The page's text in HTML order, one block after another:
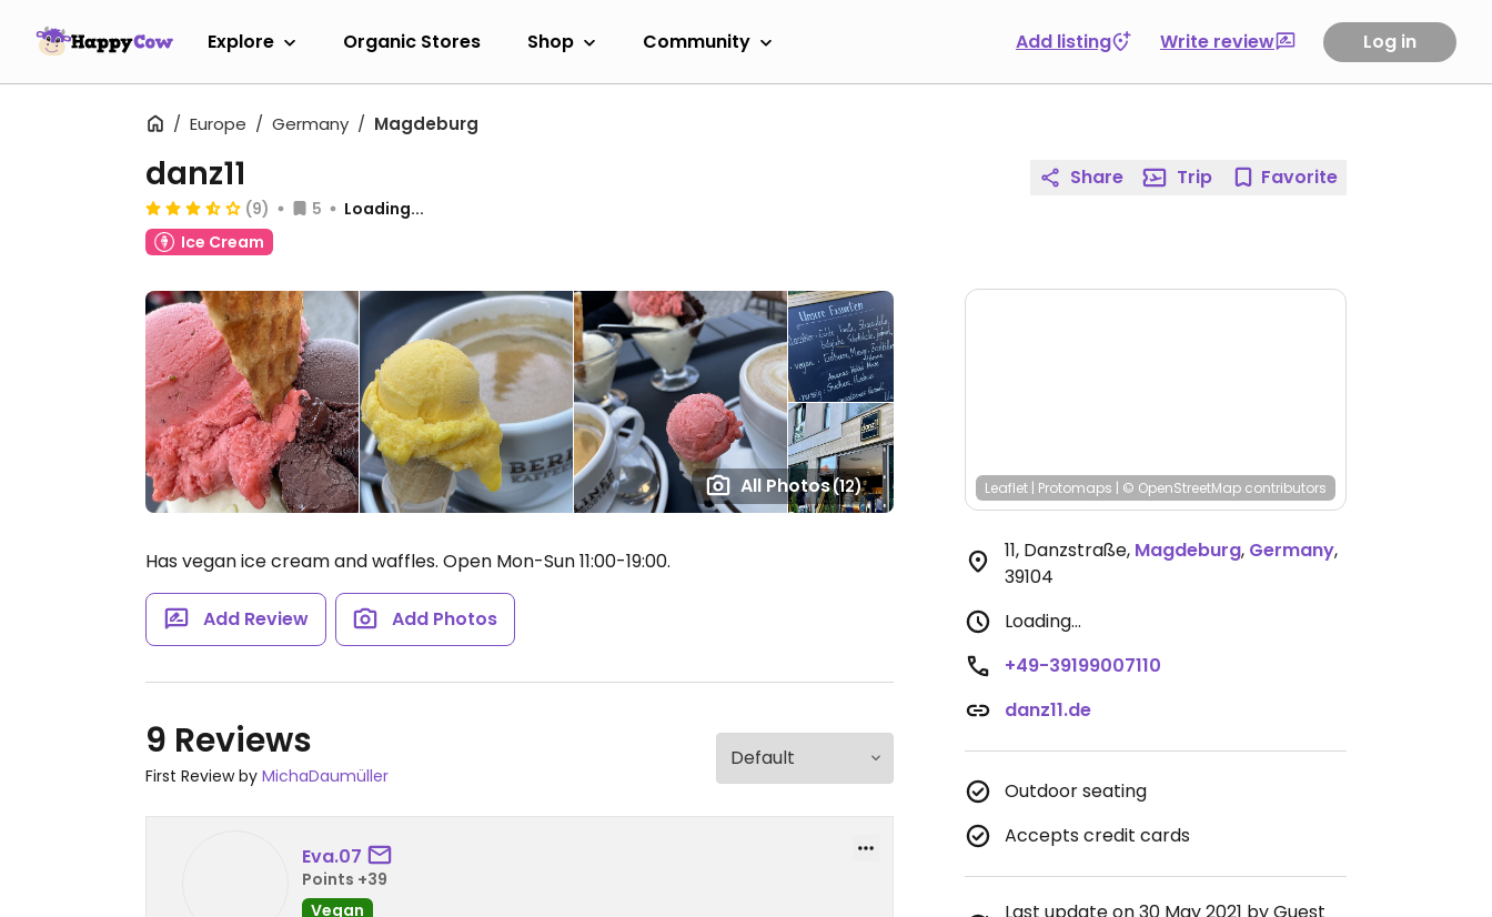
Explore Organic Stores Shop Community Add listing Write review Log in
Europe Germany Magdeburg
All Photos(12)
danz11
(9) 5
Loading...
Ice Cream
Has vegan ice cream and waffles. Open Mon-Sun 11:00-19:00.
Add Review Add Photos
9 Reviews
First Review by MichaDaumüller
Eva.07
Points +39
Vegan
Share Trip Favorite
Leaflet | Protomaps | © OpenStreetMap contributors
11, Danzstraße, Magdeburg, Germany,
39104
Loading...
+49-39199007110
danz11.de
Outdoor seating
Accepts credit cards